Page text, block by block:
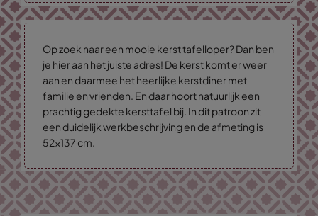
Op zoek naar een mooie kerst tafelloper? Dan ben
je hier aan het juiste adres! De kerst komt er weer
aan en daarmee het heerlijke kerstdiner met
familie en vrienden. En daar hoort natuurlijk een
prachtig gedekte kersttafel bij. In dit patroon zit
een duidelijk werkbeschrijving en de afmeting is
52x137 cm.